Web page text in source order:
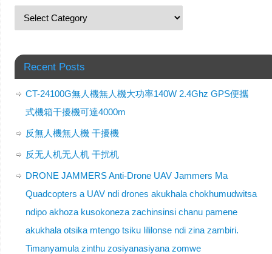
Recent Posts
CT-24100G無人機無人機大功率140W 2.4Ghz GPS便攜
式機箱干擾機可達4000m
反無人機無人機 干擾機
反无人机无人机 干扰机
DRONE JAMMERS Anti-Drone UAV Jammers Ma
Quadcopters a UAV ndi drones akukhala chokhumudwitsa
ndipo akhoza kusokoneza zachinsinsi chanu pamene
akukhala otsika mtengo tsiku lililonse ndi zina zambiri.
Timanyamula zinthu zosiyanasiyana zomwe